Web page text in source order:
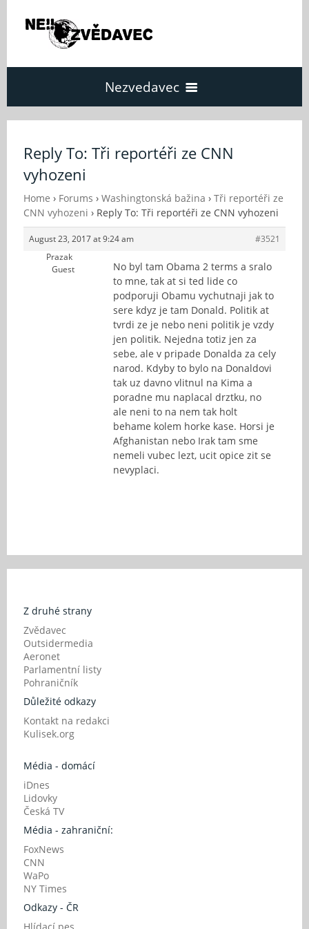
Nezvedavec
O Nezvědavci
Kontakt
Reply To: Tři reportéři ze CNN
vyhozeni
Home › Forums › Washingtonská bažina › Tři reportéři ze
CNN vyhozeni › Reply To: Tři reportéři ze CNN vyhozeni
August 23, 2017 at 9:24 am
#3521
Prazak
Guest
No byl tam Obama 2 terms a sralo
to mne, tak at si ted lide co
podporuji Obamu vychutnaji jak to
sere kdyz je tam Donald. Politik at
tvrdi ze je nebo neni politik je vzdy
jen politik. Nejedna totiz jen za
sebe, ale v pripade Donalda za cely
narod. Kdyby to bylo na Donaldovi
tak uz davno vlitnul na Kima a
poradne mu naplacal drztku, no
ale neni to na nem tak holt
behame kolem horke kase. Horsi je
Afghanistan nebo Irak tam sme
nemeli vubec lezt, ucit opice zit se
nevyplaci.
Z druhé strany
Zvědavec
Outsidermedia
Aeronet
Parlamentní listy
Pohraničník
Důležité odkazy
Kontakt na redakci
Kulisek.org
Média - domácí
iDnes
Lidovky
Česká TV
Média - zahraniční:
FoxNews
CNN
WaPo
NY Times
Odkazy - ČR
Hlídací pes